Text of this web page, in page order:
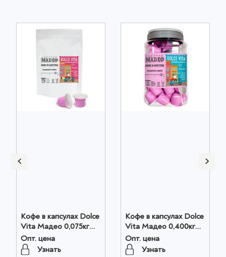
Кофе в капсулах Dolce
Vita Мадео 0,075кг
оптом
Опт. цена
Узнать
Кофе в капсулах Dolce
Vita Мадео 0,400кг
Банка оптом
Опт. цена
Узнать